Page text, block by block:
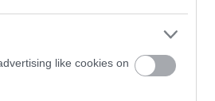
like cookies on